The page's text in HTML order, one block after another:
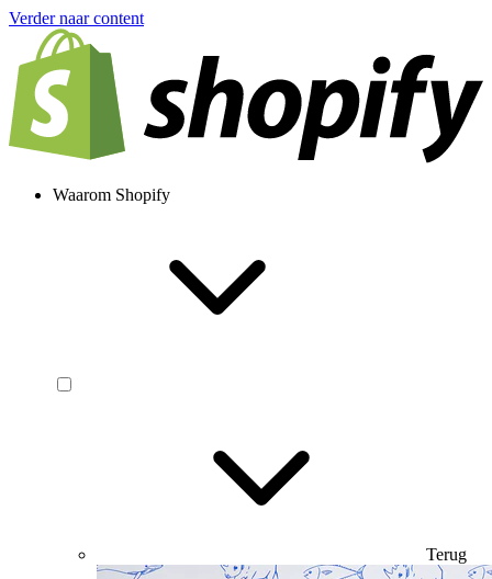
Verder naar content
Waarom Shopify
Terug